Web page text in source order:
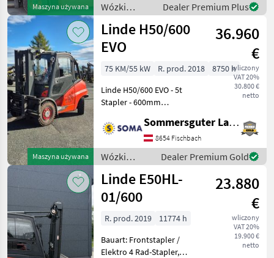
Maszyna używana
Wózki
widłowe i
technika
magazynowa
/ Linde
Dealer Premium Plus
Maszyna używana
Linde H50/600
EVO
36.960
€
wliczony
VAT 20%
30.800 €
netto
75 KM/55 kW R. prod. 2018
8750 h
Linde H50/600 EVO - 5t
Stapler - 600mm
Hubhöhe - Triplex -
Zinkenlänge: 1, 6m -
hydraulische
Zinkenverstellung -
hydraulischer Seitenve
Sommersguter Landmaschinen GmbH
8654 Fischbach
Wózki
widłowe i
technika
magazynowa
/ Linde
Dealer Premium Gold
Linde E50HL-
01/600
23.880
€
wliczony
VAT 20%
19.900 €
netto
R. prod. 2019
11774 h
Bauart: Frontstapler /
Elektro 4 Rad-Stapler,